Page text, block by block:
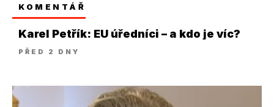
KOMENTÁŘ
Karel Petřík: EU úředníci – a kdo je víc?
PŘED 2 DNY